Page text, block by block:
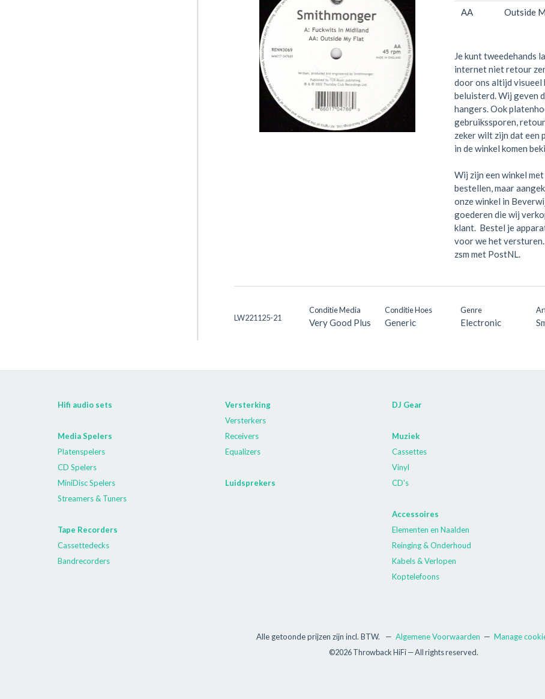
AA Outside
Je kunt tweedehands
internet niet retour
door ons altijd visueel
beluisterd. Wij geven
hangers. Ook
gebruikssporen,
zeker wilt zijn dat een
in de winkel komen
Wij zijn een winkel
bestellen, maar
onze winkel in
goederen die wij
klant. Bestel je
voor we het
zsm met PostNL.
LW221125-21
Conditie Media
Very Good Plus
Conditie Hoes
Generic
Genre
Electronic
Hifi audio sets
Media Spelers
Platenspelers
CD Spelers
MiniDisc Spelers
Streamers & Tuners
Tape Recorders
Cassettedecks
Bandrecorders
Versterking
Versterkers
Receivers
Equalizers
Luidsprekers
DJ Gear
Muziek
Cassettes
Vinyl
CD's
Accessoires
Elementen en Naalden
Reinging & Onderhoud
Kabels & Verlopen
Koptelefoons
Alle getoonde prijzen zijn incl. BTW. — Algemene Voorwaarden — Manage
©2026 Throwback HiFi — All rights reserved.